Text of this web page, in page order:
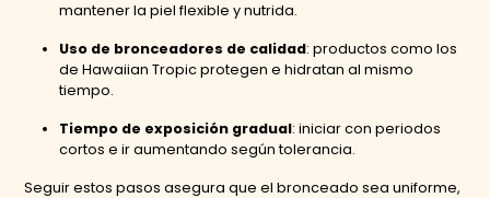
mantener la piel flexible y nutrida.
Uso de bronceadores de calidad: productos como los
de Hawaiian Tropic protegen e hidratan al mismo
tiempo.
Tiempo de exposición gradual: iniciar con periodos
cortos e ir aumentando según tolerancia.
Seguir estos pasos asegura que el bronceado sea uniforme,